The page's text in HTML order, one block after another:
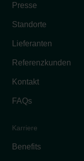
Presse
Standorte
Lieferanten
Referenzkunden
Kontakt
FAQs
Karriere
Benefits